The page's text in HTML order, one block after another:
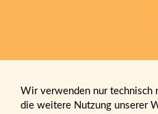
Wir verwenden nur technisch
die weitere Nutzung unserer